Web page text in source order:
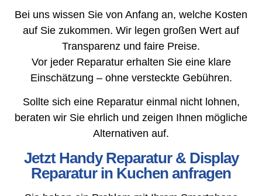
Bei uns wissen Sie von Anfang an, welche Kosten
auf Sie zukommen. Wir legen großen Wert auf
Transparenz und faire Preise.
Vor jeder Reparatur erhalten Sie eine klare
Einschätzung – ohne versteckte Gebühren.
Sollte sich eine Reparatur einmal nicht lohnen,
beraten wir Sie ehrlich und zeigen Ihnen mögliche
Alternativen auf.
Jetzt Handy Reparatur & Display
Reparatur in Kuchen anfragen